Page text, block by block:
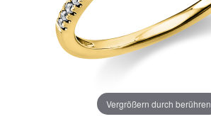
Vergrößern durch berühren